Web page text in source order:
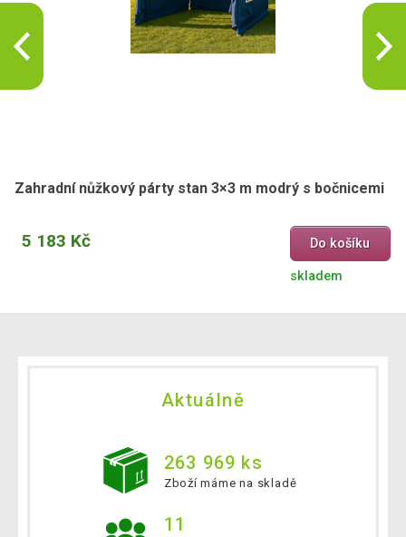
Zahradní nůžkový párty stan 3×3 m modrý s bočnicemi
5 183 Kč Do košíku
skladem
Aktuálně
263 969 ks
Zboží máme na skladě
11